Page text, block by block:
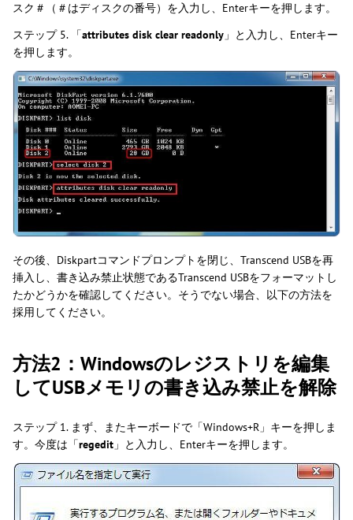
スク＃（＃はディスクの番号）を入力し、Enterキーを押します。
ステップ 5. 「attributes disk clear readonly 」と入力し、Enterキー
を押します。
その後、Diskpartコマンドプロンプトを閉じ、Transcend USBを再
挿入し、書き込み禁止状態であるTranscend USBをフォーマットし
たかどうかを確認してください。そうでない場合、以下の方法を
採用してください。
方法2：Windowsのレジストリを編集
してUSBメモリの書き込み禁止を解除
ステップ 1. まず、またキーボードで「Windows+R」キーを押しま
す。今度は「regedit 」と入力し、Enterキーを押します。